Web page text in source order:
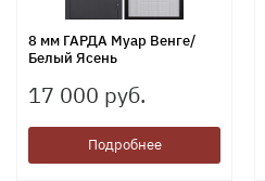
8 мм ГАРДА Муар Венге/
Белый Ясень
17 000 руб.
Подробнее